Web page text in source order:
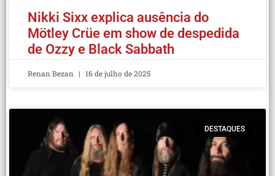
Nikki Sixx explica ausência do
Mötley Crüe em show de despedida
de Ozzy e Black Sabbath
Renan Bezan 16 de julho de 2025
DESTAQUES